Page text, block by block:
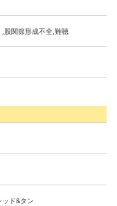
,股関節形成不全,難聴
ド&タン